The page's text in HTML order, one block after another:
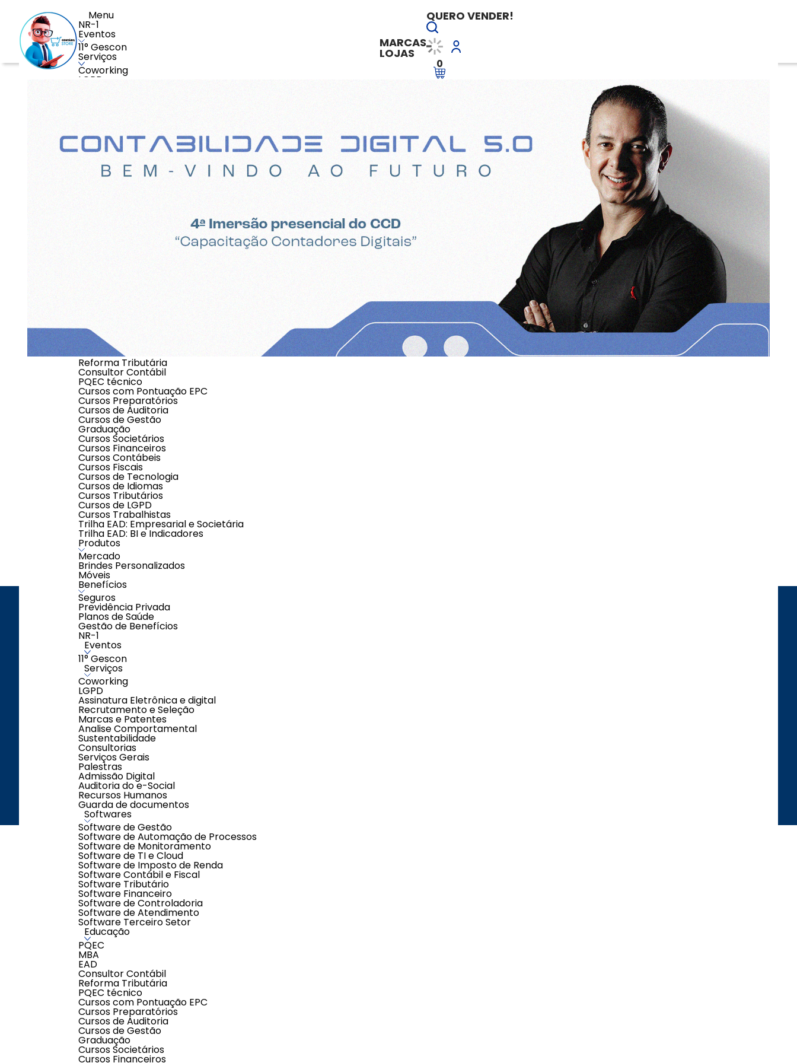
Menu
NR-1
Eventos
11° Gescon
Serviços
Coworking
LGPD
Consultorias
Serviços Gerais
Palestras
Admissão Digital
Auditoria do e-Social
Software de Automação de Processos
Software de Monitoramento
Software de TI e Cloud
PQEC
MBA
EAD
Reforma Tributária
Consultor Contábil
PQEC técnico
Cursos com Pontuação EPC
Cursos Preparatórios
Cursos de Auditoria
Cursos de Gestão
Graduação
Cursos Societários
Cursos Financeiros
Cursos Contábeis
Cursos Fiscais
Cursos de Tecnologia
Cursos de Idiomas
Cursos Tributários
Cursos de LGPD
Cursos Trabalhistas
Trilha EAD: Empresarial e Societária
Trilha EAD: BI e Indicadores
Produtos
Mercado
Brindes Personalizados
Móveis
Benefícios
Seguros
Previdência Privada
Planos de Saúde
Gestão de Benefícios
NR-1
Eventos
11° Gescon
Serviços
Coworking
LGPD
Assinatura Eletrônica e digital
Recrutamento e Seleção
Marcas e Patentes
Analise Comportamental
Sustentabilidade
Consultorias
Serviços Gerais
Palestras
Admissão Digital
Auditoria do e-Social
Recursos Humanos
Guarda de documentos
Softwares
Software de Gestão
Software de Automação de Processos
Software de Monitoramento
Software de TI e Cloud
Software de Imposto de Renda
Software Contábil e Fiscal
Software Tributário
Software Financeiro
Software de Controladoria
Software de Atendimento
Software Terceiro Setor
Educação
PQEC
MBA
EAD
Consultor Contábil
Reforma Tributária
PQEC técnico
Cursos com Pontuação EPC
Cursos Preparatórios
Cursos de Auditoria
Cursos de Gestão
Graduação
Cursos Societários
Cursos Financeiros
MARCAS
LOJAS
QUERO VENDER!
0
Verifique se ocorreu algum erro de digitação ou tente refazer a pesquisa com outro termo.
Segunda à Sexta-
feira das 08h00 às
Sábados das 08h00
(exceto feriados)
ENDEREÇO
Criação e Desenvolvimento Agência